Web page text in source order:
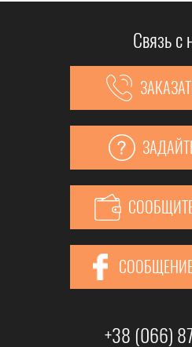
Связь с
СООБЩЕНИЕ
+38 (066)